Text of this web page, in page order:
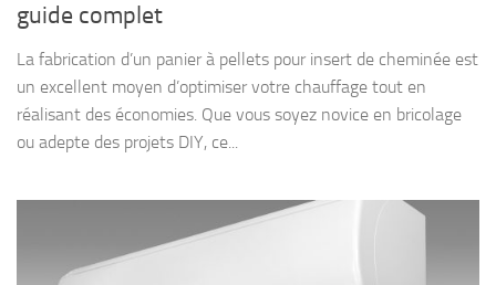
guide complet
La fabrication d’un panier à pellets pour insert de cheminée est
un excellent moyen d’optimiser votre chauffage tout en
réalisant des économies. Que vous soyez novice en bricolage
ou adepte des projets DIY, ce...